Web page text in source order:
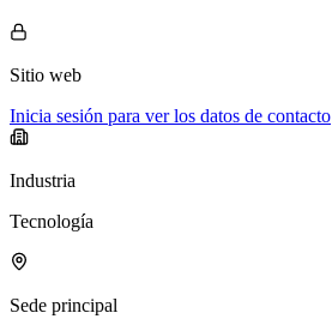
Sitio web
Inicia sesión para ver los datos de contacto
Industria
Tecnología
Sede principal